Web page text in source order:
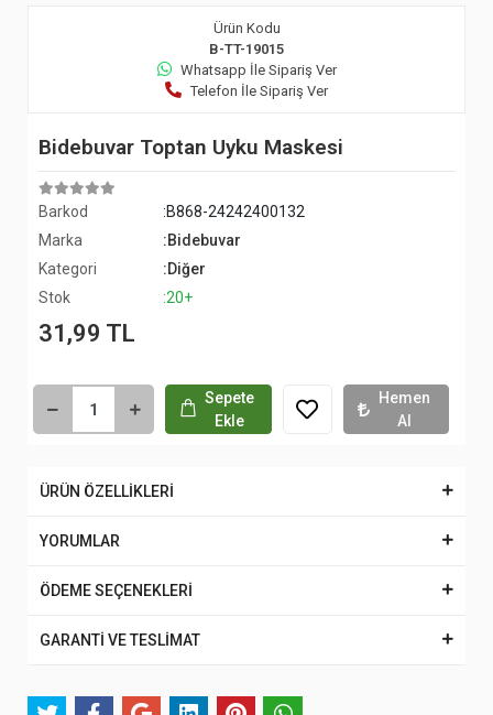
Ürün Kodu
B-TT-19015
Whatsapp İle Sipariş Ver
Telefon İle Sipariş Ver
Bidebuvar Toptan Uyku Maskesi
Barkod
:B868-24242400132
Marka
:Bidebuvar
Kategori
:Diğer
Stok
:20+
31,99 TL
Sepete
Ekle
Hemen
Al
ÜRÜN ÖZELLİKLERİ
YORUMLAR
ÖDEME SEÇENEKLERİ
GARANTİ VE TESLİMAT